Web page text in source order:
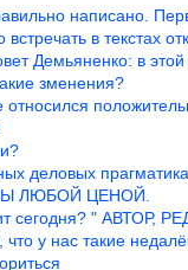
написано. Первым
в текстах
в этой среде
зменения?
положительно…
прагматика нашли
ЛЮБОЙ ЦЕНОЙ.
сегодня? " АВТОР,
у нас такие недалёкие